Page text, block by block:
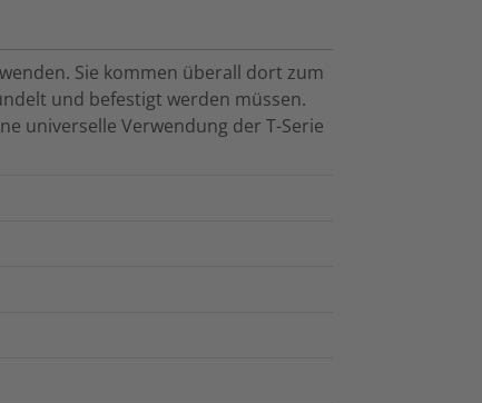
Sie kommen überall dort zum
und befestigt werden müssen.
universelle Verwendung der T-Serie